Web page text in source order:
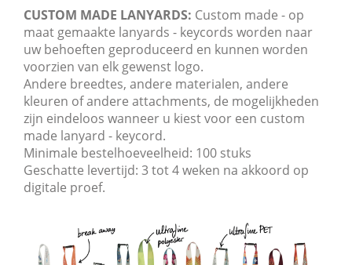
CUSTOM MADE LANYARDS: Custom made - op
maat gemaakte lanyards - keycords worden naar
uw behoeften geproduceerd en kunnen worden
voorzien van elk gewenst logo.
Andere breedtes, andere materialen, andere
kleuren of andere attachments, de mogelijkheden
zijn eindeloos wanneer u kiest voor een custom
made lanyard - keycord.
Minimale bestelhoeveelheid: 100 stuks
Geschatte levertijd: 3 tot 4 weken na akkoord op
digitale proef.